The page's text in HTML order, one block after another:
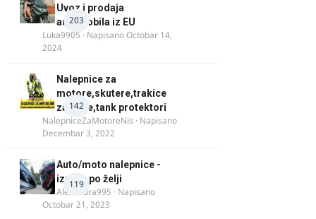
203
Uvoz i prodaja
automobila iz EU
Luka9905 · NapisanoOctobar 14,
2024
142
Nalepnice za
motore,skutere,trakice
za felne,tank protektori
NalepniceZaMotoreNis · Napisano
Decembar 3, 2022
119
Auto/moto nalepnice -
izrada po želji
Alexandra995 · Napisano
Octobar 21, 2023